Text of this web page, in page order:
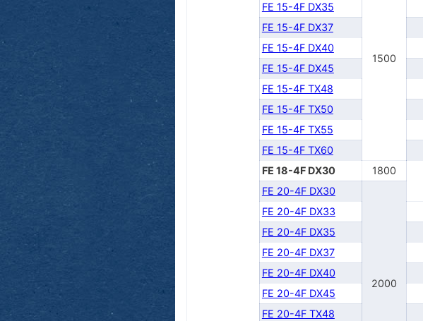
1500
FE 15-4F DX35
FE 15-4F DX37
FE 15-4F DX40
FE 15-4F DX45
FE 15-4F TX48
FE 15-4F TX50
FE 15-4F TX55
FE 15-4F TX60
FE 18-4F DX30
1800
FE 20-4F DX30
2000
FE 20-4F DX33
FE 20-4F DX35
FE 20-4F DX37
FE 20-4F DX40
FE 20-4F DX45
FE 20-4F TX48